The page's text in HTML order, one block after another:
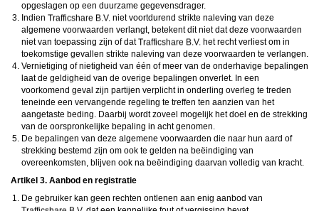
je aan op de paginaToegangsverbod.
Op het gebruik van deze website zijn dealgemene voorwaarden ,cookieverklaring
en
van toepassing. Door op
doorgaan"te klikken ga je met decookieverklaringenprivacybeleidakkoord.
Indien je je op de website registreert, ga je tevens akkoord met dealgemene
voorwaarden
opgeslagen op een duurzame gegevensdrager.
Indien
niet voortdurend strikte naleving van deze
algemene voorwaarden verlangt, betekent dit niet dat deze voorwaarden
niet van toepassing zijn of dat
het recht verliest om in
toekomstige gevallen strikte naleving van deze voorwaarden te verlangen.
Vernietiging of nietigheid van één of meer van de onderhavige bepalingen
laat de geldigheid van de overige bepalingen onverlet. In een
voorkomend geval zijn partijen verplicht in onderling overleg te treden
teneinde een vervangende regeling te treffen ten aanzien van het
aangetaste beding. Daarbij wordt zoveel mogelijk het doel en de strekking
van de oorspronkelijke bepaling in acht genomen.
De bepalingen van deze algemene voorwaarden die naar hun aard of
strekking bestemd zijn om ook te gelden na beëindiging van
overeenkomsten, blijven ook na beëindiging daarvan volledig van kracht.
Artikel 3. Aanbod en registratie
De gebruiker kan geen rechten ontlenen aan enig aanbod van